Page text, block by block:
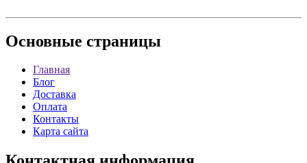
Основные страницы
Главная
Блог
Доставка
Оплата
Контакты
Карта сайта